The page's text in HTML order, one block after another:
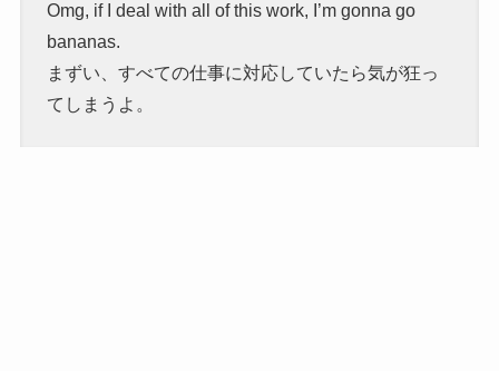
Omg, if I deal with all of this work, I’m gonna go
bananas.
まずい、すべての仕事に対応していたら気が狂っ
てしまうよ。